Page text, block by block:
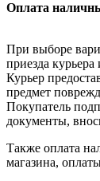
Оплата
При выборе
приезда курьера
Курьер
предмет
Покупатель
документы,
Также оплата
магазина,